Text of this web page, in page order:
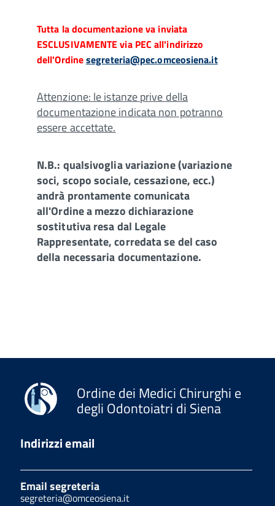
Tutta la documentazione va inviata
ESCLUSIVAMENTE via PEC all'indirizzo
dell'Ordinesegreteria@pec.omceosiena.it
Attenzione: le istanze prive della
documentazione indicata non potranno
essere accettate.
N.B.: qualsivoglia variazione (variazione
soci, scopo sociale, cessazione, ecc.)
andrà prontamente comunicata
all'Ordine a mezzo dichiarazione
sostitutiva resa dal Legale
Rappresentate, corredata se del caso
della necessaria documentazione.
Ordine dei Medici Chirurghi e
degli Odontoiatri di Siena
Indirizzi email
Email segreteria
segreteria@omceosiena.it